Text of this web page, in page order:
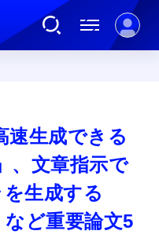
ト
速生成できる
、文章指示で
生成する
ど重要論文5